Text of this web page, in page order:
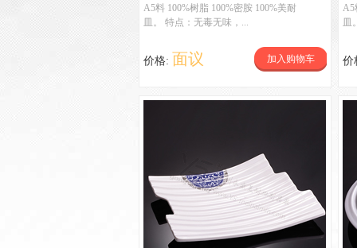
A5料 100%树脂 100%密胺 100%美耐
皿。 特点：无毒无味，...
价格: 面议 加入购物车
A5
皿